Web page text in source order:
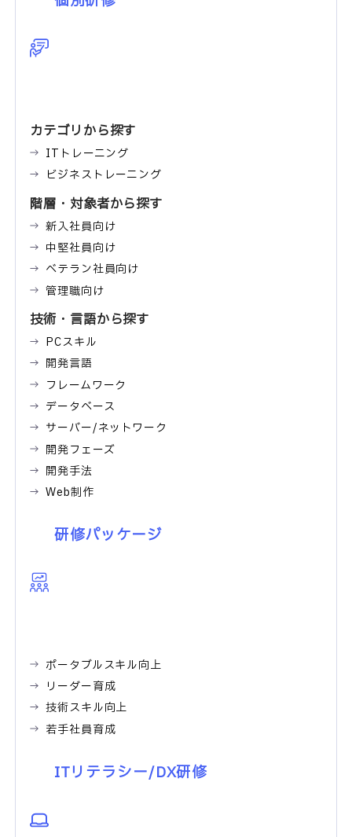
カテゴリから探す
ITトレーニング
ビジネストレーニング
階層・対象者から探す
新入社員向け
中堅社員向け
ベテラン社員向け
管理職向け
技術・言語から探す
PCスキル
開発言語
フレームワーク
データベース
サーバー/ネットワーク
開発フェーズ
開発手法
Web制作
研修パッケージ
ポータブルスキル向上
リーダー育成
技術スキル向上
若手社員育成
ITリテラシー/DX研修